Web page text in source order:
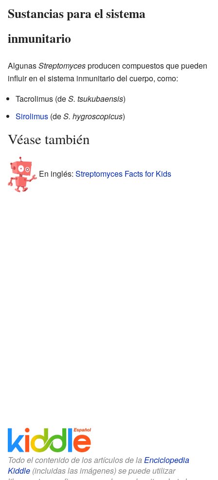
Sustancias para el sistema
inmunitario
AlgunasStreptomycesproducen compuestos que pueden
influir en el sistema inmunitario del cuerpo, como:
Tacrolimus (deS. tsukubaensis)
Sirolimus (deS. hygroscopicus)
Véase también
En inglés: Streptomyces Facts for Kids
Todo el contenido de los artículos de la Enciclopedia
Kiddle (incluidas las imágenes) se puede utilizar